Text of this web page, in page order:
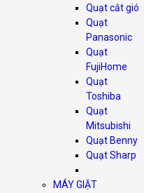
Quạt cắt gió
Quạt
Panasonic
Quạt
FujiHome
Quạt
Toshiba
Quạt
Mitsubishi
Quạt Benny
Quạt Sharp
MÁY GIẶT